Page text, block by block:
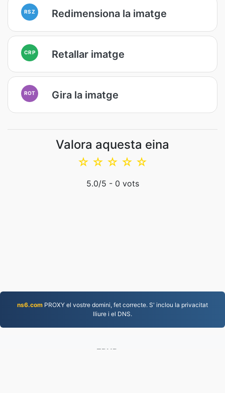
RSZ Redimensiona la imatge
CRP Retallar imatge
ROT Gira la imatge
Valora aquesta eina
☆
☆
☆
☆
☆
5.0/5 - 0 vots
ns6.com PROXY el vostre domini, fet correcte. S' inclou la privacitat
lliure i el DNS.
EPUB.to